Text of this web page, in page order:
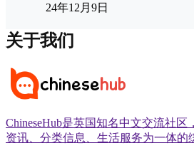
24年12月9日
关于我们
ChineseHub是英国知名中文交流社
资讯、分类信息、生活服务为一体的